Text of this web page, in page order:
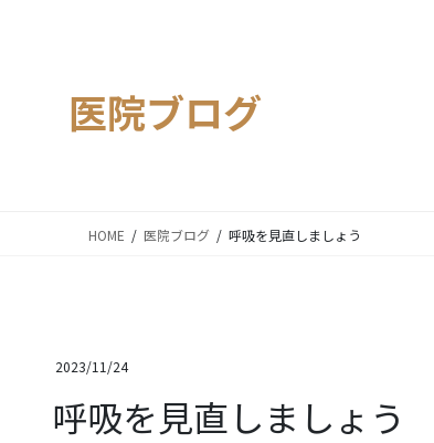
医院ブログ
HOME 医院ブログ 呼吸を見直しましょう
2023/11/24
呼吸を見直しましょう